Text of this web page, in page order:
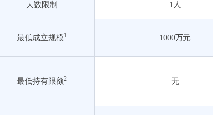
人数限制 1人
最低成立规模1 1000万元
最低持有限额2 无